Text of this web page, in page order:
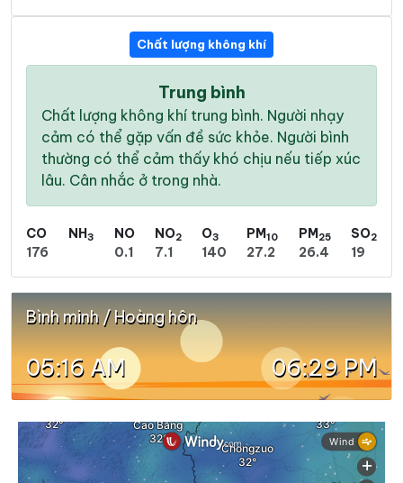
Chất lượng không khí
Trung bình
Chất lượng không khí trung bình. Người nhạy
cảm có thể gặp vấn đề sức khỏe. Người bình
thường có thể cảm thấy khó chịu nếu tiếp xúc
lâu. Cân nhắc ở trong nhà.
CO
176
NH3
NO
0.1
NO2
7.1
O3
140
PM10
27.2
PM25
26.4
SO2
19
Bình minh / Hoàng hôn
05:16 AM 06:29 PM